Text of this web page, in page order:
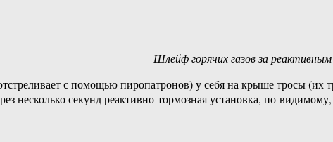
Шлейф горячих газов за
с помощью пиропатронов) у себя на крыше тросы
несколько секунд реактивно-тормозная установка, по-